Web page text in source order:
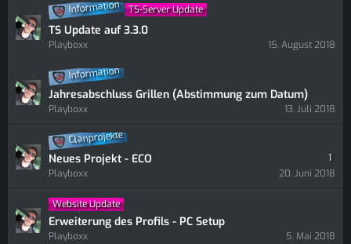
Information TS-Server Update
TS Update auf 3.3.0
Playboxx 15. August 2018
Information
Jahresabschluss Grillen (Abstimmung zum Datum)
Playboxx 13. Juli 2018
Clanprojekte
Neues Projekt - ECO
1
Playboxx
20. Juni 2018
Website Update
Erweiterung des Profils - PC Setup
Playboxx 5. Mai 2018